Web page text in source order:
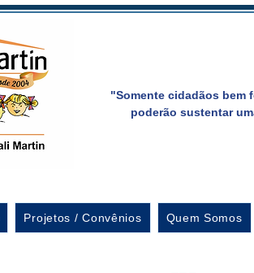
"Somente cidadãos bem
poderão sustentar
Projetos / Convênios Quem Somos